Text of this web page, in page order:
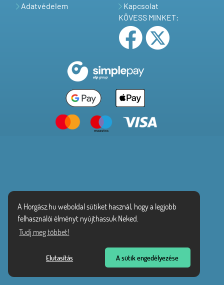
A Horgász.hu weboldal sütiket használ, hogy a legjobb
felhasználói élményt nyújthassuk Neked.
Tudj meg többet!
Elutasítás A sütik engedélyezése
Adatvédelem
Kapcsolat
KÖVESS MINKET: